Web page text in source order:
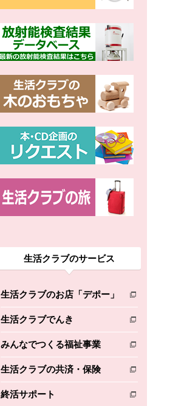
生活クラブのサービス
生活クラブのお店「デポー」
別のウィンドウで開きます。
生活クラブでんき
別のウィンドウで開きます。
みんなでつくる福祉事業
別のウィンドウで開きます。
生活クラブの共済・保険
別のウィンドウで開きます。
終活サポート
別のウィンドウで開きます。